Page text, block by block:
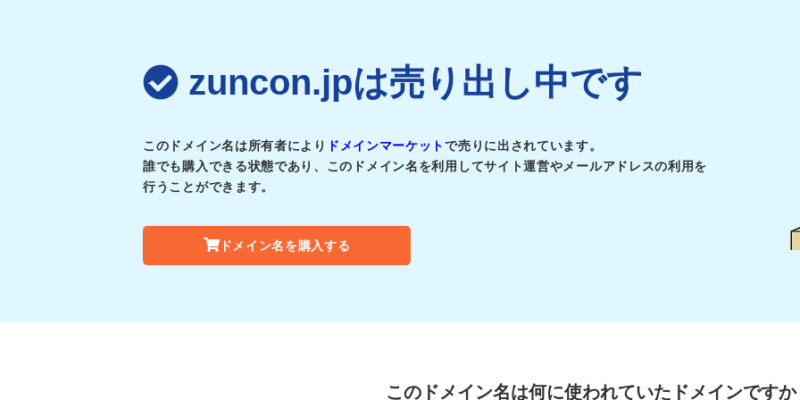
zuncon.jpは売り出し中です
このドメイン名は所有者により ドメインマーケットで売りに出されています。
誰でも購入できる状態であり、このドメイン名を利用してサイト運営やメールアドレスの利用を
行うことができます。
ドメイン名を購入する
このドメイン名は何に使われていたドメインですか